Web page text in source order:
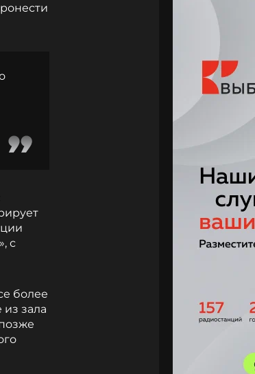
с
более
зала